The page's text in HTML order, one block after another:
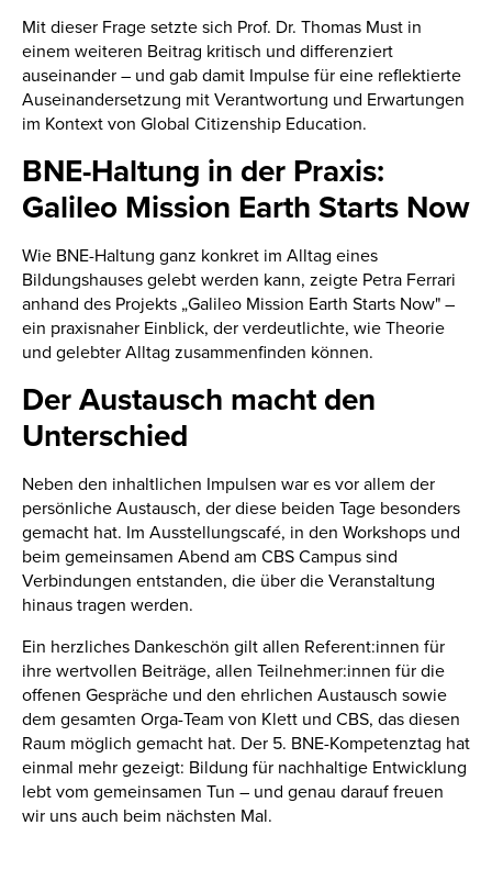
Mit dieser Frage setzte sich Prof. Dr. Thomas Must in
einem weiteren Beitrag kritisch und differenziert
auseinander – und gab damit Impulse für eine reflektierte
Auseinandersetzung mit Verantwortung und Erwartungen
im Kontext von Global Citizenship Education.
BNE-Haltung in der Praxis:
Galileo Mission Earth Starts Now
Wie BNE-Haltung ganz konkret im Alltag eines
Bildungshauses gelebt werden kann, zeigte Petra Ferrari
anhand des Projekts „Galileo Mission Earth Starts Now" –
ein praxisnaher Einblick, der verdeutlichte, wie Theorie
und gelebter Alltag zusammenfinden können.
Der Austausch macht den
Unterschied
Neben den inhaltlichen Impulsen war es vor allem der
persönliche Austausch, der diese beiden Tage besonders
gemacht hat. Im Ausstellungscafé, in den Workshops und
beim gemeinsamen Abend am CBS Campus sind
Verbindungen entstanden, die über die Veranstaltung
hinaus tragen werden.
Ein herzliches Dankeschön gilt allen Referent:innen für
ihre wertvollen Beiträge, allen Teilnehmer:innen für die
offenen Gespräche und den ehrlichen Austausch sowie
dem gesamten Orga-Team von Klett und CBS, das diesen
Raum möglich gemacht hat. Der 5. BNE-Kompetenztag hat
einmal mehr gezeigt: Bildung für nachhaltige Entwicklung
lebt vom gemeinsamen Tun – und genau darauf freuen
wir uns auch beim nächsten Mal.